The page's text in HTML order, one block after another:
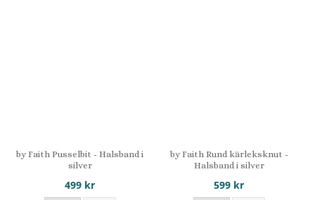
by Faith Pusselbit - Halsband i
silver
499 kr
by Faith Rund kärleksknut -
Halsband i silver
599 kr